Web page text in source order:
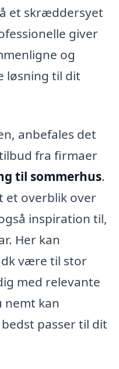
et skræddersyet
giver
og
løsning til dit
anbefales det
fra firmaer
til sommerhus.
et overblik over
inspiration til,
Her kan
være til stor
med relevante
nemt kan
passer til dit